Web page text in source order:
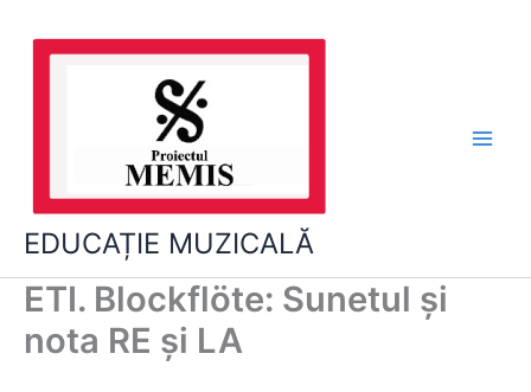
EDUCAȚIE MUZICALĂ
ETI. Blockflöte: Sunetul și
nota RE și LA